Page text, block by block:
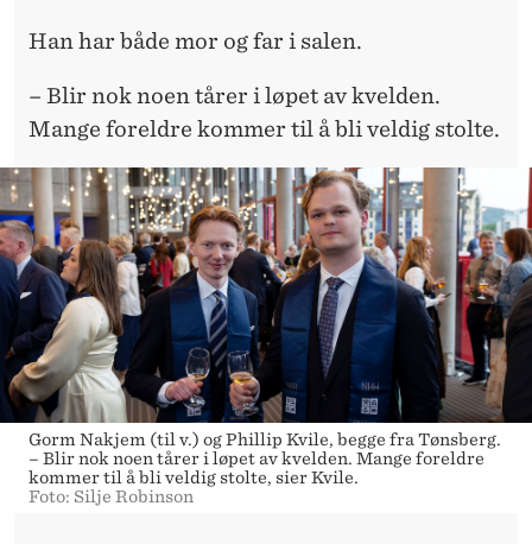
Han har både mor og far i salen.
– Blir nok noen tårer i løpet av kvelden.
Mange foreldre kommer til å bli veldig stolte.
Gorm Nakjem (til v.) og Phillip Kvile, begge fra Tønsberg.
– Blir nok noen tårer i løpet av kvelden. Mange foreldre
kommer til å bli veldig stolte, sier Kvile.
Foto: Silje Robinson